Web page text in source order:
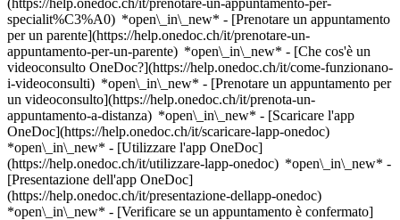
(https://help.onedoc.ch/it/prenotare-un-appuntamento-per-
specialit%C3%A0) *open\_in\_new* - [Prenotare un appuntamento
per un parente](https://help.onedoc.ch/it/prenotare-un-
appuntamento-per-un-parente) *open\_in\_new* - [Che cos'è un
videoconsulto OneDoc?](https://help.onedoc.ch/it/come-funzionano-
i-videoconsulti) *open\_in\_new* - [Prenotare un appuntamento per
un videoconsulto](https://help.onedoc.ch/it/prenota-un-
appuntamento-a-distanza) *open\_in\_new* - [Scaricare l'app
OneDoc](https://help.onedoc.ch/it/scaricare-lapp-onedoc)
*open\_in\_new* - [Utilizzare l'app OneDoc]
(https://help.onedoc.ch/it/utilizzare-lapp-onedoc) *open\_in\_new* -
[Presentazione dell'app OneDoc]
(https://help.onedoc.ch/it/presentazione-dellapp-onedoc)
*open\_in\_new* - [Verificare se un appuntamento è confermato](https://help.onedoc.ch/it/verificare-se-un-appuntamento-%C3%A8-confermato) *open\_in\_new* - [Annullare un appuntamento prenotato online su OneDoc](https://help.onedoc.ch/it/annullare-un-appuntamento-prenotato-online-su-onedoc) *open\_in\_new* - [Non ho ricevuto la conferma dell'appuntamento](https://help.onedoc.ch/it/non-ho-ricevuto-la-conferma-dellappuntamento) *open\_in\_new* [Vedi tutti i nostri articoli *open\_in\_new*](https://help.onedoc.ch/it/) close ## Modifica la ricerca ![Casa con segno più che indica che la consultazione può essere effettuata in sede](https://www.onedoc.ch/assets/images/icons/on-site.svg) In loco ![Fotocamera con simbolo play che indica che la consultazione può essere effettuata a distanza in video](https://www.onedoc.ch/assets/images/icons/remote.svg) A distanza Cerca #### Specialità #### Professionisti #### Istituti edit Trattamento delle macchie pigmentate a Zurigo tune Filtra per Nuovo paziente*keyboard\_arrow\_down* - Accettato*check\_circle* Lingua parlata*keyboard\_arrow\_down* - Azerbaigiano*check\_circle* - Bulgaro*check\_circle* - Croato*check\_circle* - Francese*check\_circle* - Greco*check\_circle* - Inglese*check\_circle* - Italiano*check\_circle* - Macedone*check\_circle* - Persiano*check\_circle* - Portoghese*check\_circle* - Russo*check\_circle* - Serbo*check\_circle* - Spagnolo*check\_circle* - Tedesco*check\_circle* - Thailandese*check\_circle* - Turco*check\_circle* Sesso*keyboard\_arrow\_down* - Donna*check\_circle* - Uomo*check\_circle* Rete*keyboard\_arrow\_down* - ASCA*check\_circle* - RME*check\_circle* - NVS*check\_circle* Disponibilità*keyboard\_arrow\_down* - Disponibile oggi*check\_circle* - Entro i prossimi 3 giorni*check\_circle* - Entro i prossimi 7 giorni*check\_circle* - Entro i prossimi 14 giorni*check\_circle* # __Trattamento delle macchie pigmentate__ a __Zurigo__: prenota il tuo appuntamento online oggi ## 27 risultati a Zurigo [![Sig.ra Cristiane Cardoso Schneider, terapista della nutrizione (MCO) a Zurigo](https://assets.onedoc.ch/images/users/280cc5f5f64bbf08fe36497eda4bd9c47c96ee151daf2777837c53588fb2a9c2-small.jpg "Sig.ra Cristiane Cardoso Schneider, terapista della nutrizione (MCO) a Zurigo")](https://www.onedoc.ch/it/terapista-della-nutrizione-mco/zurigo/pchsu/cristiane-cardoso-schneider) ### [Sig.ra Cristiane Cardoso Schneider](https://www.onedoc.ch/it/terapista-della-nutrizione-mco/zurigo/pchsu/cristiane-cardoso-schneider) ![Badge che indica un profilo verificato](https://www.onedoc.ch/assets/images/icons/checkmark.svg) [Terapista della nutrizione (MCO)](https://www.onedoc.ch/it/terapista-della-nutrizione-mco/zurigo) [Praxis Zürisee CCS Ernährungsberatung & Naturheilkunde](https://www.onedoc.ch/it/studio-medicina-alternativa/zurigo/e5lw/praxis-zurisee-ccs-ernahrungsberatung-naturheilkunde) Forchstrasse 8b 8008 Zurigo ![Sig.ra Cristiane Cardoso Schneider è affiliata alla rete ASCA](https://assets.onedoc.ch/images/networks/logos/496d325fd4282f2f0a46197dd629fd16fcd2d324839e441a2a65aaa74df08a15-small.png)![Sig.ra Cristiane Cardoso Schneider è affiliata alla rete RME](https://assets.onedoc.ch/images/networks/logos/a202aabd14cdddb5ff03205af2481fb805645ff903773c55a6c572d22f23762e-small.png)![Sig.ra Cristiane Cardoso Schneider è affiliata alla rete NVS](https://assets.onedoc.ch/images/networks/logos/9a2241fd4e36c4b6fa68d6b2b5a7d8e03f1311a3e91f86936a143e15035d5cb6-small.png) ![Icona fotocamera con simbolo play che indica che il professionista offre videoconsulti](https://www.onedoc.ch/assets/images/icons/video-consultations.svg)Video-consulti disponibili ![Icona paziente con segno più che indica che il professionista accetta nuovi pazienti](https://www.onedoc.ch/assets/images/icons/new-patients.svg)Accetta nuovi pazienti [Prenota un appuntamento](https://www.onedoc.ch/it/terapista-della-nutrizione-mco/zurigo/pchsu/cristiane-cardoso-schneider) Competenze: Trattamento delle macchie pigmentate, [Diabete](https://www.onedoc.ch/it/diabete/zurigo), [Disturbi alimentari](https://www.onedoc.ch/it/disturbi-alimentari/zurigo), [Cefalea ed emicrania](https://www.onedoc.ch/it/cefalea-ed-emicrania/zurigo), [Burnout](https://www.onedoc.ch/it/burnout/zurigo), [Consiglio coniugale e familiare](https://www.onedoc.ch/it/consiglio-coniugale-e-familiare/zurigo), [Dermapen](https://www.onedoc.ch/it/dermapen/zurigo), [Trattamento anti-rughe](https://www.onedoc.ch/it/trattamento-anti-rughe/zurigo), [Microneedling](https://www.onedoc.ch/it/microneedling/zurigo), [Radiofrequenza](https://www.onedoc.ch/it/radiofrequenza/zurigo), [HydraFacial](https://www.onedoc.ch/it/hydrafacial/zurigo), [Peeling](https://www.onedoc.ch/it/peeling/zurigo), [Fotomodulazione | Terapia LED](https://www.onedoc.ch/it/fotomodulazione-terapia-led/zurigo), [Trattamento delle cicatrici](https://www.onedoc.ch/it/trattamento-delle-cicatrici/zurigo), [Microdermoabrasione](https://www.onedoc.ch/it/microdermoabrasione/zurigo), [Criolipolisi](https://www.onedoc.ch/it/criolipolisi/zurigo), [Epilazione laser](https://www.onedoc.ch/it/epilazione-laser/zurigo)Vedi di più *chevron\_left* lun 03 ago *chevron\_right* Vedi più appuntamenti *error\_outline* Si è verificato un errore durante il caricamento della disponibilità [Riprova](https://www.onedoc.ch) Competenze: Trattamento delle macchie pigmentate, [Diabete](https://www.onedoc.ch/it/diabete/zurigo), [Disturbi alimentari](https://www.onedoc.ch/it/disturbi-alimentari/zurigo), [Cefalea ed emicrania](https://www.onedoc.ch/it/cefalea-ed-emicrania/zurigo), [Burnout](https://www.onedoc.ch/it/burnout/zurigo), [Consiglio coniugale e familiare](https://www.onedoc.ch/it/consiglio-coniugale-e-familiare/zurigo), [Dermapen](https://www.onedoc.ch/it/dermapen/zurigo), [Trattamento anti-rughe](https://www.onedoc.ch/it/trattamento-anti-rughe/zurigo), [Microneedling](https://www.onedoc.ch/it/microneedling/zurigo), [Radiofrequenza](https://www.onedoc.ch/it/radiofrequenza/zurigo), [HydraFacial](https://www.onedoc.ch/it/hydrafacial/zurigo), [Peeling](https://www.onedoc.ch/it/peeling/zurigo), [Fotomodulazione | Terapia LED](https://www.onedoc.ch/it/fotomodulazione-terapia-led/zurigo), [Trattamento delle cicatrici](https://www.onedoc.ch/it/trattamento-delle-cicatrici/zurigo), [Microdermoabrasione](https://www.onedoc.ch/it/microdermoabrasione/zurigo), [Criolipolisi](https://www.onedoc.ch/it/criolipolisi/zurigo), [Epilazione laser](https://www.onedoc.ch/it/epilazione-laser/zurigo)Vedi di più [![Dr.ssa med. Kristina Tsekova, dermatologa a Zurigo](https://assets.onedoc.ch/images/users/6281ca5a630a0881733092aa95f9f7fcd062fd9367b718a8d5599a1cac13d9c7-small.jpg "Dr.ssa med. Kristina Tsekova, dermatologa a Zurigo")](https://www.onedoc.ch/it/dermatologa/zurigo/pcwqg/dr-med-kristina-tsekova) ### [Dr.ssa med. Kristina Tsekova](https://www.onedoc.ch/it/dermatologa/zurigo/pcwqg/dr-med-kristina-tsekova) [Dermatologa](https://www.onedoc.ch/it/dermatologo/zurigo) [Pallas Zürich Dermatologie+Aesthetics](https://www.onedoc.ch/it/clinica/zurigo/ebcrb/pallas-zurich-dermatologie-aesthetics) Sihlstrasse 20 8001 Zurigo ![Icona paziente con segno più che indica che il professionista accetta nuovi pazienti](https://www.onedoc.ch/assets/images/icons/new-patients.svg)Accetta nuovi pazienti [Prenota un appuntamento](https://www.onedoc.ch/it/dermatologa/zurigo/pcwqg/dr-med-kristina-tsekova) Competenze: Trattamento delle macchie pigmentate, [Acne](https://www.onedoc.ch/it/acne/zurigo), [Rinite allergica | Febbre da fieno](https://www.onedoc.ch/it/rinite-allergica-febbre-da-fieno/zurigo), [Allergia | AllergoTest | Controllo allergie](https://www.onedoc.ch/it/allergia-allergotest-controllo-allergie/zurigo), [Desensibilizzazione | Immunoterapia allergene-specifica | Immunoterapia dell'allergene](https://www.onedoc.ch/it/desensibilizzazione-immunoterapia-allergene-specifica-immunoterapia-dell-allergene/zurigo), [Angioma](https://www.onedoc.ch/it/angioma/zurigo), [Couperose | Rosacea](https://www.onedoc.ch/it/couperose-rosacea/zurigo), [Emergenza dermatologica](https://www.onedoc.ch/it/emergenza-dermatologica/zurigo), [Disturbo circolatorio](https://www.onedoc.ch/it/disturbo-circolatorio/zurigo), [Unghia incarnita](https://www.onedoc.ch/it/unghia-incarnita/zurigo), [Ablazione con filo | Graffette](https://www.onedoc.ch/it/ablazione-con-filo-graffette/zurigo), [Eczema](https://www.onedoc.ch/it/eczema/zurigo), [Controllo dei nei](https://www.onedoc.ch/it/controllo-dei-nei/zurigo), [Rimozione dei nei](https://www.onedoc.ch/it/rimozione-dei-nei/zurigo), [Micosi dei piedi e delle unghie](https://www.onedoc.ch/it/micosi-dei-piedi-e-delle-unghie/zurigo), [Controllo della pelle](https://www.onedoc.ch/it/controllo-della-pelle/zurigo), [Tumore della pelle | Cancro della pelle](https://www.onedoc.ch/it/tumore-della-pelle-cancro-della-pelle/zurigo), [Micosi Cutanee](https://www.onedoc.ch/it/micosi-cutanee/zurigo), [Iperidrosi | Sudorazione eccessiva](https://www.onedoc.ch/it/iperidrosi-sudorazione-eccessiva/zurigo), [Iniezione di tossina botulinica](https://www.onedoc.ch/it/iniezione-di-tossina-botulinica/zurigo), [Iniezione di acido ialuronico](https://www.onedoc.ch/it/iniezione-di-acido-ialuronico/zurigo), [Iniezione di plasma ricco di piastrine | PRP | Vampire Lift](https://www.onedoc.ch/it/iniezione-di-plasma-ricco-di-piastrine-prp-vampire-lift/zurigo), [Crioterapia](https://www.onedoc.ch/it/crioterapia/zurigo), [Herpes labiale | Bolle di febbre | Herpes simplex](https://www.onedoc.ch/it/herpes-labiale-bolle-di-febbre-herpes-simplex/zurigo), [Melanoma](https://www.onedoc.ch/it/melanoma/zurigo), [Infezione dell'unghia | Paranochia | Infiammazione del letto ungueale](https://www.onedoc.ch/it/infezione-dell-unghia-paranochia-infiammazione-del-letto-ungueale/zurigo), [Psoriasi](https://www.onedoc.ch/it/psoriasi/zurigo), [Malattie sessualmente trasmissibili | Infezioni sessualmente trasmissibili (MST/IST)](https://ww